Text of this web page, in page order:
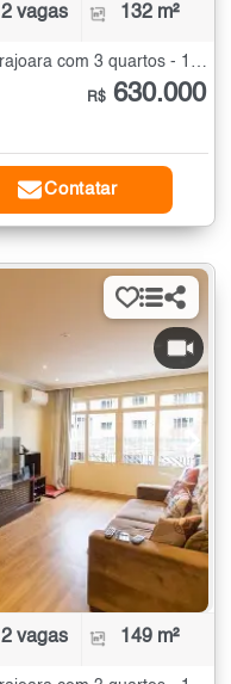
2 vagas 132 m²
Casa Térrea à Venda no Jardim Marajoara com 3 quartos - 132 m²
R$ 630.000
Contatar
2 vagas 149 m²